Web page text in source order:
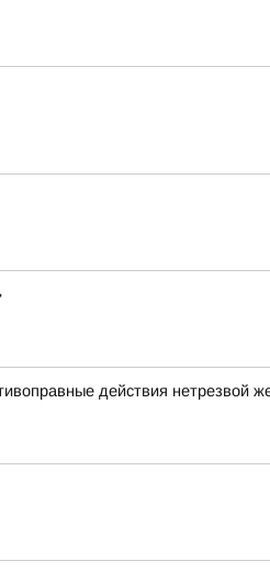
действия нетрезвой